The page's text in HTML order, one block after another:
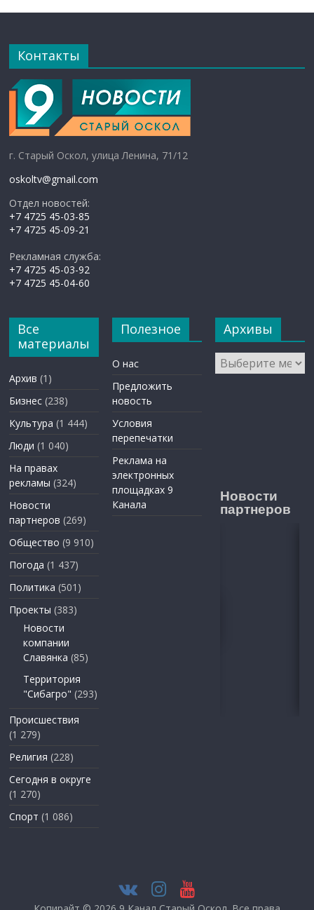
Контакты
г. Старый Оскол, улица Ленина, 71/12
oskoltv@gmail.com
Отдел новостей:
+7 4725 45-03-85
+7 4725 45-09-21
Рекламная служба:
+7 4725 45-03-92
+7 4725 45-04-60
Все
материалы
Архив (1)
Бизнес (238)
Культура (1 444)
Люди (1 040)
На правах
рекламы (324)
Новости
партнеров (269)
Общество (9 910)
Погода (1 437)
Политика (501)
Проекты (383)
Новости
компании
Славянка (85)
Территория
"Сибагро" (293)
Происшествия
(1 279)
Религия (228)
Сегодня в округе
(1 270)
Спорт (1 086)
Полезное
О нас
Предложить
новость
Условия
перепечатки
Реклама на
электронных
площадках 9
Канала
Архивы
Архивы
Новости
партнеров